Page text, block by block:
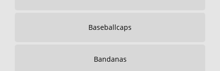
Baseballcaps
Bandanas